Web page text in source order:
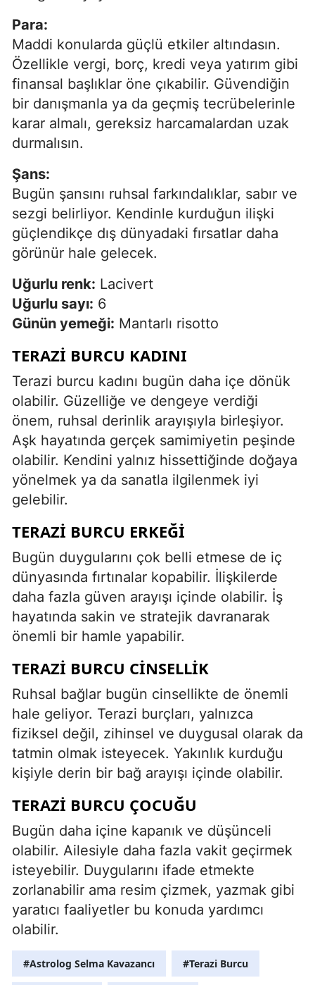
Para:
Maddi konularda güçlü etkiler altındasın.
Özellikle vergi, borç, kredi veya yatırım gibi
finansal başlıklar öne çıkabilir. Güvendiğin
bir danışmanla ya da geçmiş tecrübelerinle
karar almalı, gereksiz harcamalardan uzak
durmalısın.
Şans:
Bugün şansını ruhsal farkındalıklar, sabır ve
sezgi belirliyor. Kendinle kurduğun ilişki
güçlendikçe dış dünyadaki fırsatlar daha
görünür hale gelecek.
Uğurlu renk: Lacivert
Uğurlu sayı: 6
Günün yemeği: Mantarlı risotto
TERAZI BURCU KADINI
Terazi burcu kadını bugün daha içe dönük
olabilir. Güzelliğe ve dengeye verdiği
önem, ruhsal derinlik arayışıyla birleşiyor.
Aşk hayatında gerçek samimiyetin peşinde
olabilir. Kendini yalnız hissettiğinde doğaya
yönelmek ya da sanatla ilgilenmek iyi
gelebilir.
TERAZI BURCU ERKEĞI
Bugün duygularını çok belli etmese de iç
dünyasında fırtınalar kopabilir. İlişkilerde
daha fazla güven arayışı içinde olabilir. İş
hayatında sakin ve stratejik davranarak
önemli bir hamle yapabilir.
TERAZI BURCU CINSELLIK
Ruhsal bağlar bugün cinsellikte de önemli
hale geliyor. Terazi burçları, yalnızca
fiziksel değil, zihinsel ve duygusal olarak da
tatmin olmak isteyecek. Yakınlık kurduğu
kişiyle derin bir bağ arayışı içinde olabilir.
TERAZI BURCU ÇOCUĞU
Bugün daha içine kapanık ve düşünceli
olabilir. Ailesiyle daha fazla vakit geçirmek
isteyebilir. Duygularını ifade etmekte
zorlanabilir ama resim çizmek, yazmak gibi
yaratıcı faaliyetler bu konuda yardımcı
olabilir.
#Astrolog Selma Kavazancı #Terazi Burcu